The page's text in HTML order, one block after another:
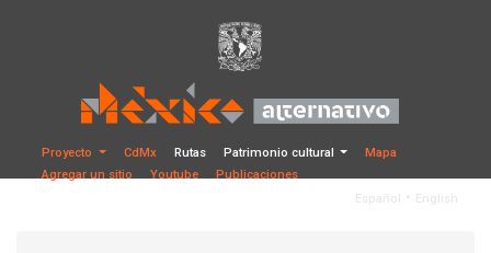
Proyecto CdMx Rutas Patrimonio cultural
Mapa
Agregar un sitio
Youtube
Publicaciones